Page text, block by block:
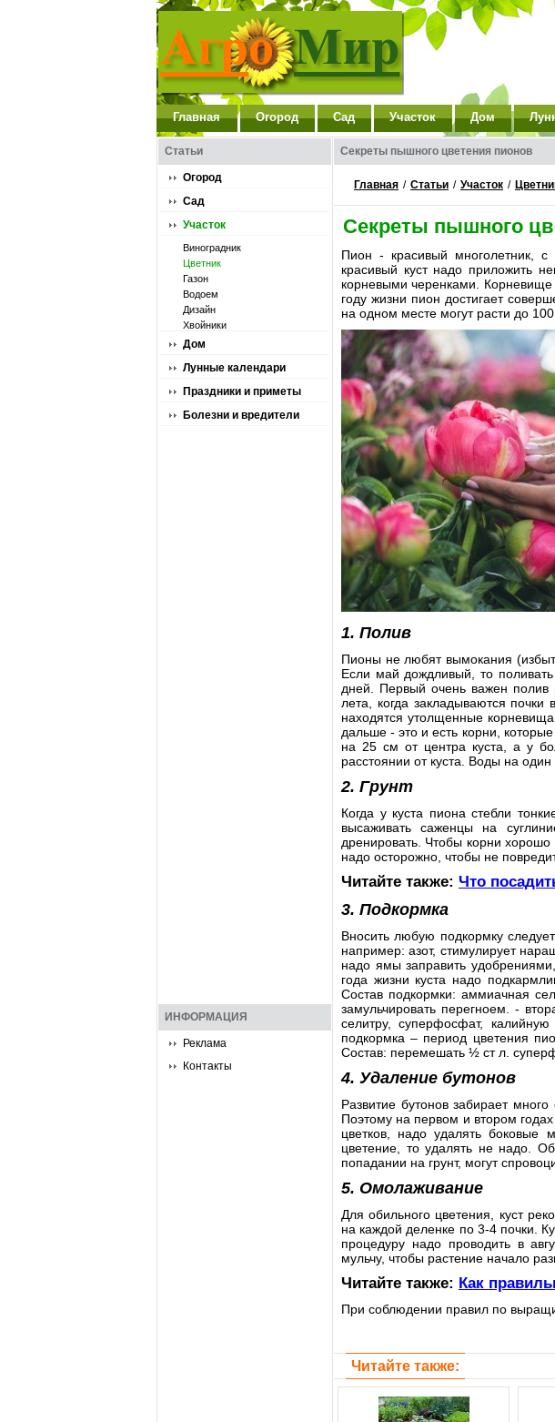
Главная Огород Сад Участок Дом
Статьи
Огород
Сад
Участок
Виноградник
Цветник
Газон
Водоем
Дизайн
Хвойники
Дом
Лунные календари
Праздники и приметы
Болезни и вредители
ИНФОРМАЦИЯ
Реклама
Контакты
Секреты пышного цветения пионов
Главная / Статьи / Участок /
Секреты пышного
Пион - красивый многолетник,
красивый куст надо приложить
корневыми черенками.
году жизни пион достигает
на одном месте могут расти до
1. Полив
Пионы не любят вымокания
Если май дождливый, то
дней. Первый очень важен полив
лета, когда закладываются
находятся утолщенные
дальше - это и есть корни,
на 25 см от центра куста, а у
расстоянии от куста. Воды на один
2. Грунт
Когда у куста пиона стебли
высаживать саженцы на
дренировать. Чтобы корни хорошо
надо осторожно, чтобы не
Читайте также: Что
3. Подкормка
Вносить любую подкормку
например: азот, стимулирует
надо ямы заправить
года жизни куста надо
Состав подкормки: аммиачная
замульчировать перегноем. -
селитру, суперфосфат,
подкормка – период цветения
Состав: перемешать ½ ст л.
4. Удаление бутонов
Развитие бутонов забирает
Поэтому на первом и втором
цветков, надо удалять боковые
цветение, то удалять не надо.
попадании на грунт, могут
5. Омолаживание
Для обильного цветения, куст
на каждой деленке по 3-4 почки.
процедуру надо проводить в
мульчу, чтобы растение начало
Читайте также: Как
При соблюдении правил по
Читайте также: